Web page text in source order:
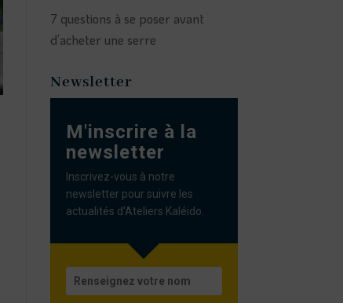
7 questions à se poser avant
d’acheter une serre
Newsletter
M'inscrire à la
newsletter
Inscrivez-vous à notre
newsletter pour suivre les
actualités d'Ateliers Kaléido.